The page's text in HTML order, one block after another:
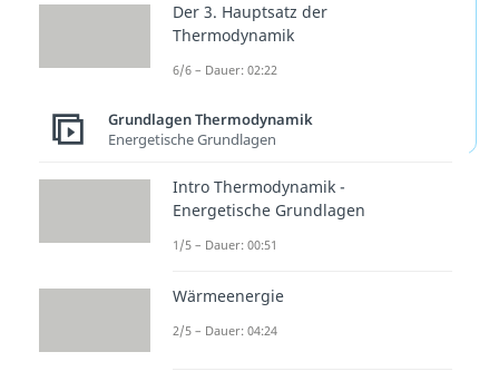
seiner Wichtigkeit steht er den
anderen Hauptsätzen der
Stelle voraus.
Der 3. Hauptsatz der
Thermodynamik
6/6 – Dauer: 02:22
Grundlagen Thermodynamik
Energetische Grundlagen
Intro Thermodynamik -
Energetische Grundlagen
1/5 – Dauer: 00:51
Wärmeenergie
2/5 – Dauer: 04:24